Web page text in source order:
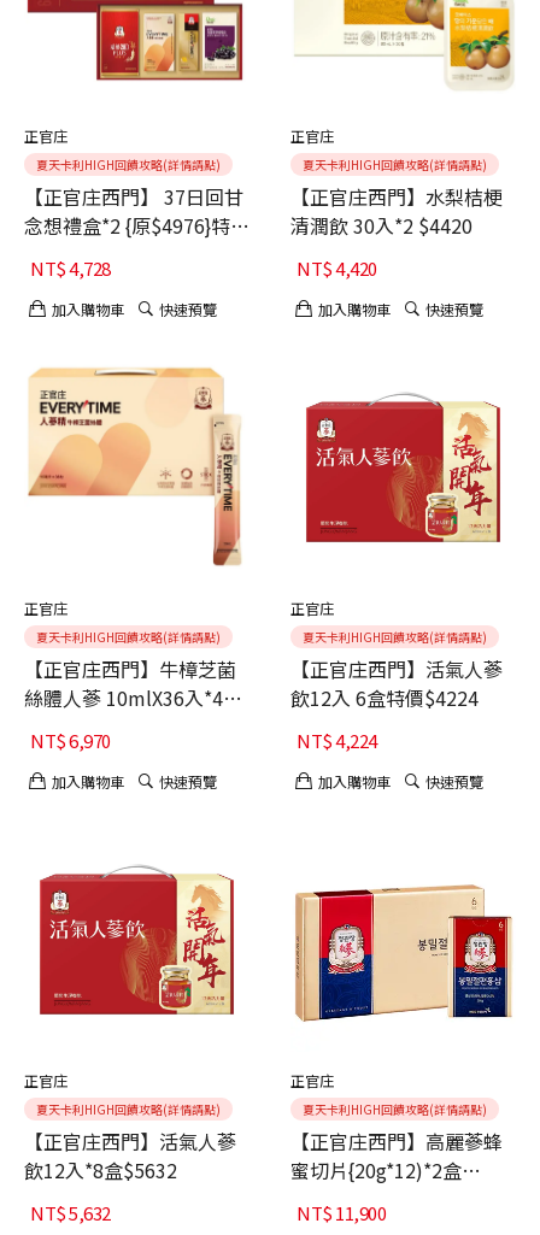
正官庄
夏天卡利HIGH回饋攻略(詳情請點)
【正官庄西門】 37日回甘
念想禮盒*2 {原$4976}特價
$4728
NT$4,728
加入購物車 快速預覽
正官庄
夏天卡利HIGH回饋攻略(詳情請點)
【正官庄西門】水梨桔梗
清潤飲 30入*2 $4420
NT$4,420
加入購物車 快速預覽
正官庄
夏天卡利HIGH回饋攻略(詳情請點)
【正官庄西門】牛樟芝菌
絲體人蔘 10mlX36入*4盒
$6970
NT$6,970
加入購物車 快速預覽
正官庄
夏天卡利HIGH回饋攻略(詳情請點)
【正官庄西門】活氣人蔘
飲12入 6盒特價$4224
NT$4,224
加入購物車 快速預覽
正官庄
夏天卡利HIGH回饋攻略(詳情請點)
【正官庄西門】活氣人蔘
飲12入*8盒$5632
NT$5,632
正官庄
夏天卡利HIGH回饋攻略(詳情請點)
【正官庄西門】高麗蔘蜂
蜜切片{20g*12)*2盒
$11900
NT$11,900